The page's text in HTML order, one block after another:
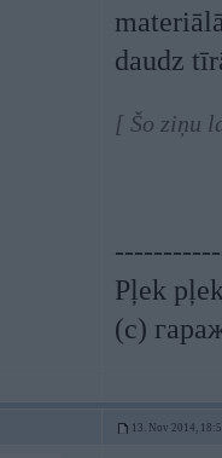
daudz
[ Šo ziņu
Pļek
(c)
13. Nov 2014,